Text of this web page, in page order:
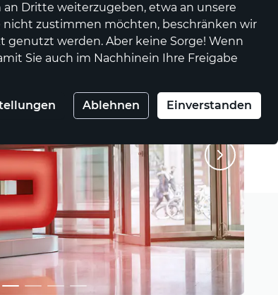
Dritte weiterzugeben, etwa an unsere
nicht zustimmen möchten, beschränken wir
werden. Aber keine Sorge! Wenn
Sie auch im Nachhinein Ihre Freigabe
Ablehnen Einverstanden